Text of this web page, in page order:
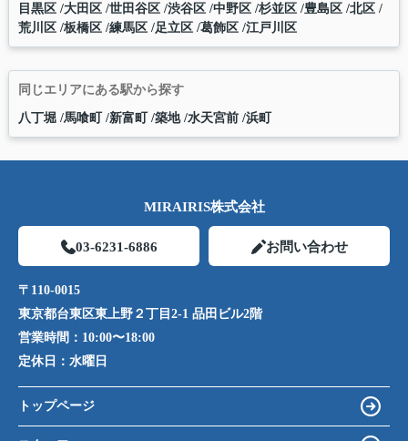
目黒区 大田区 世田谷区 渋谷区 中野区 杉並区 豊島区 北区
荒川区 板橋区 練馬区 足立区 葛飾区 江戸川区
同じエリアにある駅から探す
八丁堀 馬喰町 新富町 築地 水天宮前 浜町
MIRAIRIS株式会社
03-6231-6886 お問い合わせ
〒110-0015
東京都台東区東上野２丁目2-1 品田ビル2階
営業時間： 10:00〜18:00
定休日： 水曜日
トップページ